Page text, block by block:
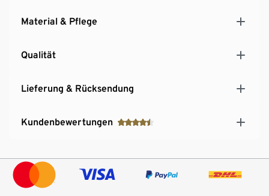
Material & Pflege
Qualität
Lieferung & Rücksendung
Kundenbewertungen